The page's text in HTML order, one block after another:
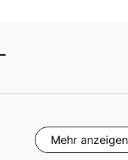
Mehr anzeigen